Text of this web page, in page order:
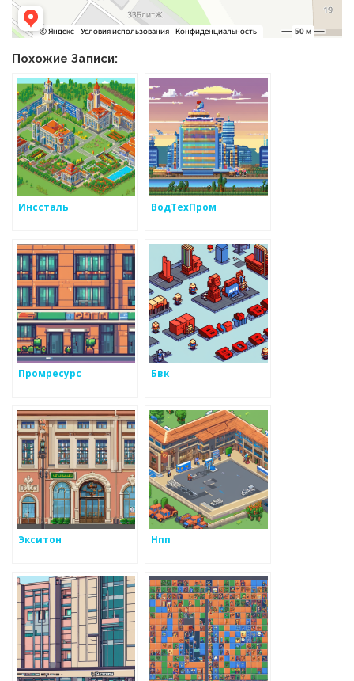
Похожие Записи:
Инссталь ВодТехПром
Промресурс Бвк
Экситон Нпп